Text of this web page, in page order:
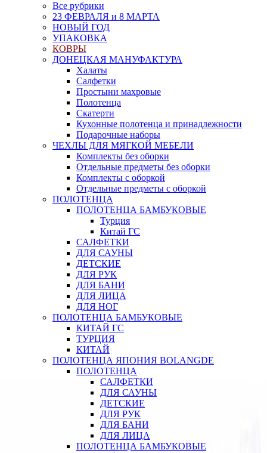
Все рубрики
23 ФЕВРАЛЯ и 8 МАРТА
НОВЫЙ ГОД
УПАКОВКА
КОВРЫ
ДОНЕЦКАЯ МАНУФАКТУРА
Халаты
Салфетки
Простыни махровые
Полотенца
Скатерти
Кухонные полотенца и принадлежности
Подарочные наборы
ЧЕХЛЫ ДЛЯ МЯГКОЙ МЕБЕЛИ
Комплекты без оборки
Отдельные предметы без оборки
Комплекты с оборкой
Отдельные предметы с оборкой
ПОЛОТЕНЦА
ПОЛОТЕНЦА БАМБУКОВЫЕ
Турция
Китай ГС
САЛФЕТКИ
ДЛЯ САУНЫ
ДЕТСКИЕ
ДЛЯ РУК
ДЛЯ БАНИ
ДЛЯ ЛИЦА
ДЛЯ НОГ
ПОЛОТЕНЦА БАМБУКОВЫЕ
КИТАЙ ГС
ТУРЦИЯ
КИТАЙ
ПОЛОТЕНЦА ЯПОНИЯ BOLANGDE
ПОЛОТЕНЦА
САЛФЕТКИ
ДЛЯ САУНЫ
ДЕТСКИЕ
ДЛЯ РУК
ДЛЯ БАНИ
ДЛЯ ЛИЦА
ПОЛОТЕНЦА БАМБУКОВЫЕ